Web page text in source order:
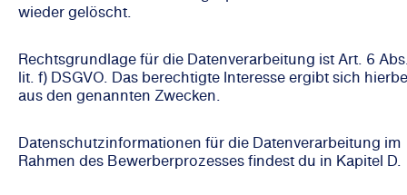
wieder gelöscht.
Rechtsgrundlage für die Datenverarbeitung ist Art. 6
lit. f) DSGVO. Das berechtigte Interesse ergibt sich
aus den genannten Zwecken.
Datenschutzinformationen für die Datenverarbeitung im
Rahmen des Bewerberprozesses findest du in Kapitel D.